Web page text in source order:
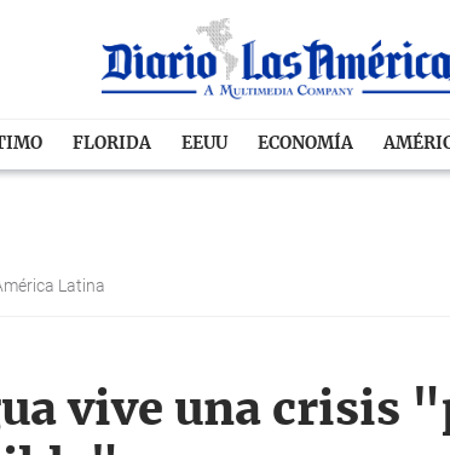
FLORIDA EEUU ECONOMÍA
Latina
vive una crisis